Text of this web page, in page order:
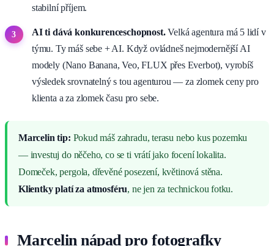
stabilní příjem.
AI ti dává konkurenceschopnost.Velká agentura má 5 lidí v
týmu. Ty máš sebe + AI. Když ovládneš nejmodernější AI
modely (Nano Banana, Veo, FLUX přes Everbot), vyrobíš
výsledek srovnatelný s tou agenturou — za zlomek ceny pro
klienta a za zlomek času pro sebe.
Marcelin tip: Pokud máš zahradu, terasu nebo kus pozemku
— investuj do něčeho, co se ti vrátí jako focení lokalita.
Domeček, pergola, dřevěné posezení, květinová stěna.
Klientky platí za atmosféru, ne jen za technickou fotku.
Marcelin nápad pro fotografky